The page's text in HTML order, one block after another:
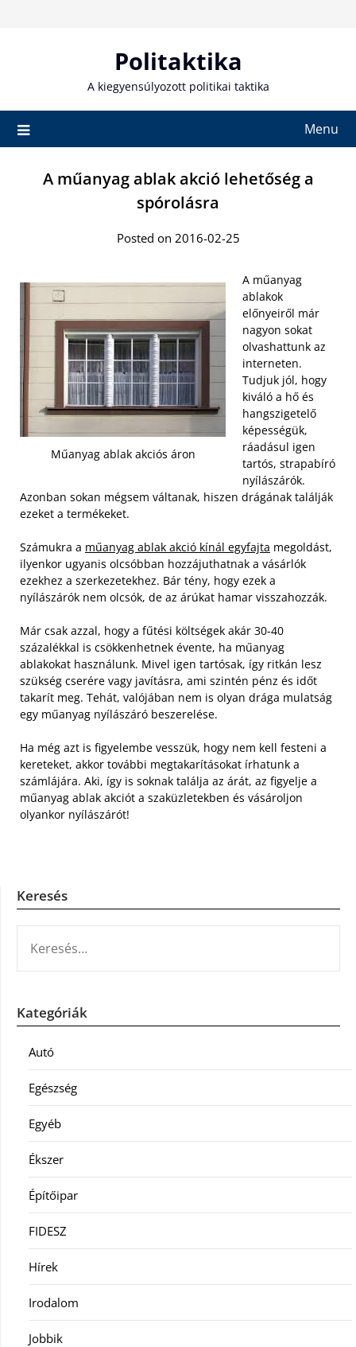
Politaktika
A kiegyensúlyozott politikai taktika
Menu
A műanyag ablak akció lehetőség a
spórolásra
Posted on 2016-02-25
Műanyag ablak akciós áron
A műanyag
ablakok
előnyeiről már
nagyon sokat
olvashattunk az
interneten.
Tudjuk jól, hogy
kiváló a hő és
hangszigetelő
képességük,
ráadásul igen
tartós, strapabíró
nyílászárók.
Azonban sokan mégsem váltanak, hiszen drágának találják
ezeket a termékeket.
Számukra a műanyag ablak akció kínál egyfajta megoldást,
ilyenkor ugyanis olcsóbban hozzájuthatnak a vásárlók
ezekhez a szerkezetekhez. Bár tény, hogy ezek a
nyílászárók nem olcsók, de az árúkat hamar visszahozzák.
Már csak azzal, hogy a fűtési költségek akár 30-40
százalékkal is csökkenhetnek évente, ha műanyag
ablakokat használunk. Mivel igen tartósak, így ritkán lesz
szükség cserére vagy javításra, ami szintén pénz és időt
takarít meg. Tehát, valójában nem is olyan drága mulatság
egy műanyag nyílászáró beszerelése.
Ha még azt is figyelembe vesszük, hogy nem kell festeni a
kereteket, akkor további megtakarításokat írhatunk a
számlájára. Aki, így is soknak találja az árát, az figyelje a
műanyag ablak akciót a szaküzletekben és vásároljon
olyankor nyílászárót!
Keresés
Kategóriák
Autó
Egészség
Egyéb
Ékszer
Építőipar
FIDESZ
Hírek
Irodalom
Jobbik